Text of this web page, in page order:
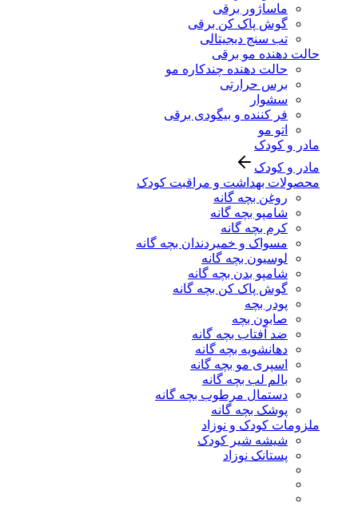
ماساژور برقی
گوش پاک کن برقی
تب سنج دیجیتالی
حالت دهنده مو برقی
حالت دهنده چندکاره مو
برس حرارتی
سشوار
فر کننده و بیگودی برقی
اتو مو
مادر و کودک
مادر و کودک
محصولات بهداشت و مراقبت کودک
روغن بچه گانه
شامپو بچه گانه
کرم بچه گانه
مسواک و خمیردندان بچه گانه
لوسیون بچه گانه
شامپو بدن بچه گانه
گوش پاک کن بچه گانه
پودر بچه
صابون بچه
ضد آفتاب بچه گانه
دهانشویه بچه گانه
اسپری مو بچه گانه
بالم لب بچه گانه
دستمال مرطوب بچه گانه
پوشک بچه گانه
ملزومات کودک و نوزاد
شیشه شیر کودک
پستانک نوزاد